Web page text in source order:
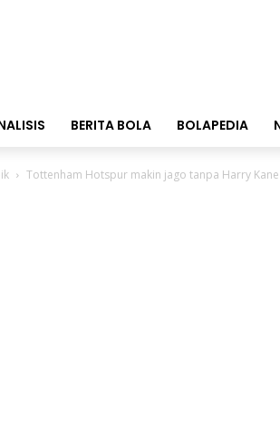
BERITA BOLA BOLAPEDIA
Tottenham Hotspur makin jago tanpa Harry Kane